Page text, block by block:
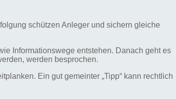
schützen Anleger und sichern gleiche
Informationswege entstehen. Danach geht es
werden besprochen.
Ein gut gemeinter „Tipp“ kann rechtlich